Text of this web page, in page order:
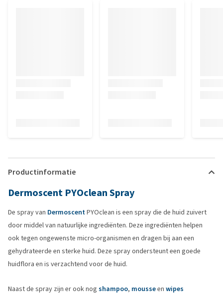
Productinformatie
Dermoscent PYOclean Spray
De spray van DermoscentPYOclean is een spray die de huid zuivert
door middel van natuurlijke ingrediënten. Deze ingrediënten helpen
ook tegen ongewenste micro-organismen en dragen bij aan een
gehydrateerde en sterke huid. Deze spray ondersteunt een goede
huidflora en is verzachtend voor de huid.
Naast de spray zijn er ook nog shampoo, mousseen wipes